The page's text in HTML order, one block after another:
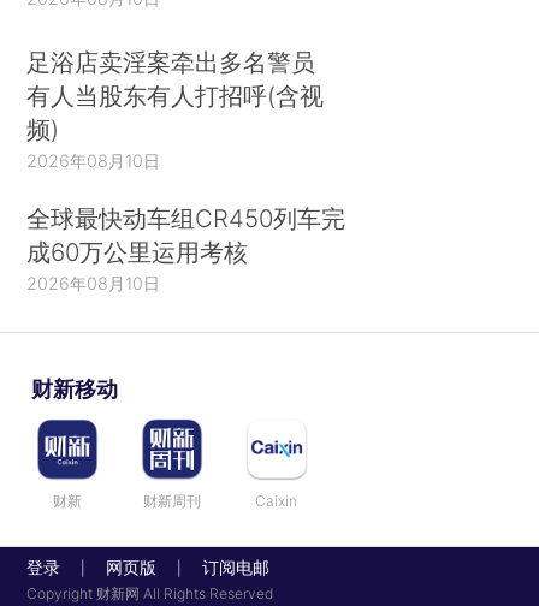
足浴店卖淫案牵出多名警员
有人当股东有人打招呼(含视
频)
2026年08月10日
全球最快动车组CR450列车完
成60万公里运用考核
2026年08月10日
财新移动
财新 财新周刊 Caixin
登录 网页版 订阅电邮
Copyright 财新网 All Rights Reserved